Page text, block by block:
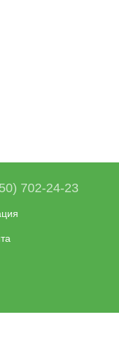
702-24-23